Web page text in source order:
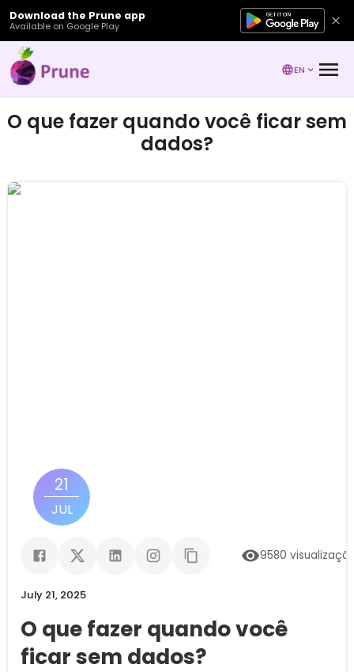
Download the Prune app
Available on Google Play
EN
O que fazer quando você ficar sem
dados?
21
JUL
9580
July 21, 2025
O que fazer quando você
ficar sem dados?